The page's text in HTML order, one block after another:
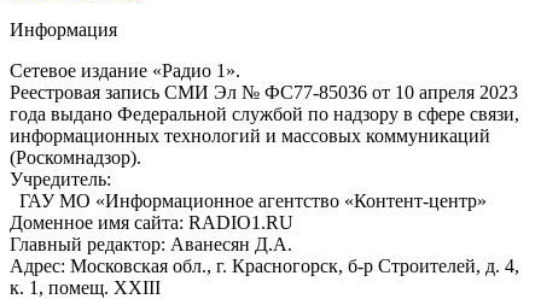
Информация
Сетевое издание «Радио 1».
Реестровая запись СМИ Эл № ФС77-85036 от 10 апреля 2023
года выдано Федеральной службой по надзору в сфере связи,
информационных технологий и массовых коммуникаций
(Роскомнадзор).
Учредитель:
ГАУ МО «Информационное агентство «Контент-центр»
Доменное имя сайта: RADIO1.RU
Главный редактор: Аванесян Д.А.
Адрес: Московская обл., г. Красногорск, б-р Строителей, д. 4,
к. 1, помещ. XXIII